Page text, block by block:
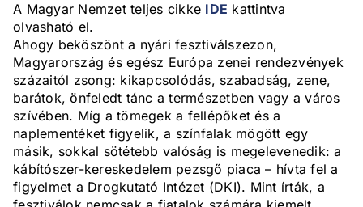
A Magyar Nemzet teljes cikke IDE kattintva
olvasható el.
Ahogy beköszönt a nyári fesztiválszezon,
Magyarország és egész Európa zenei rendezvények
százaitól zsong: kikapcsolódás, szabadság, zene,
barátok, önfeledt tánc a természetben vagy a város
szívében. Míg a tömegek a fellépőket és a
naplementéket figyelik, a színfalak mögött egy
másik, sokkal sötétebb valóság is megelevenedik: a
kábítószer-kereskedelem pezsgő piaca – hívta fel a
figyelmet a Drogkutató Intézet (DKI). Mint írták, a